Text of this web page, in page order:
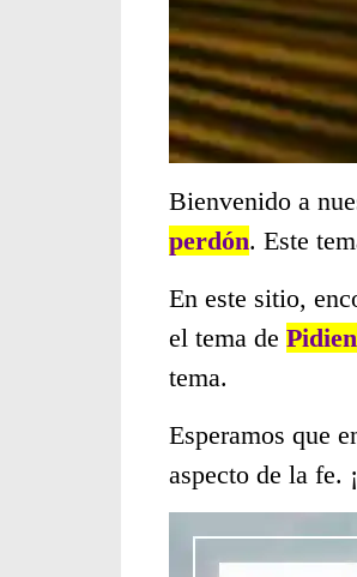
Bienvenido a
perdón. Este
En este sitio,
el tema de
tema.
Esperamos que
aspecto de la fe.